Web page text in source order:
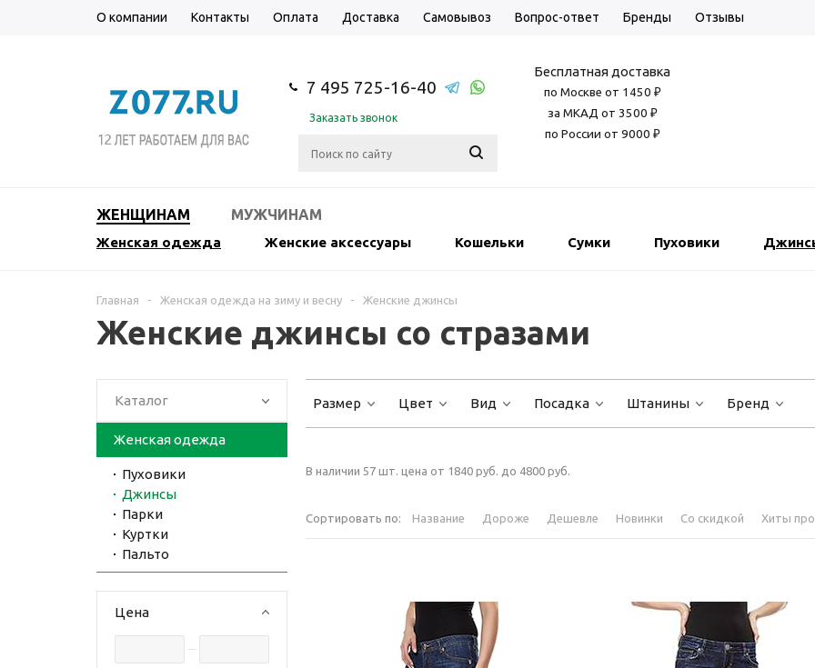
О компании Контакты Оплата Доставка Самовывоз Вопрос-ответ Бренды Отзывы
7 495 725-16-40
Заказать звонок
Бесплатная доставка
по Москве от 1450 ₽
за МКАД от 3500 ₽
по России от 9000 ₽
ЖЕНЩИНАМ МУЖЧИНАМ
Женская одежда Женские аксессуары Кошельки Сумки Пуховики
Главная - Женская одежда на зиму и весну - Женские джинсы
Женские джинсы со стразами
Каталог
Женская одежда
Пуховики
Джинсы
Парки
Куртки
Пальто
Цена
Размер Цвет Вид Посадка Штанины Бренд
В наличии 57 шт. цена от 1840 руб. до 4800 руб.
Сортировать по: Название Дороже Дешевле Новинки Со скидкой Хиты